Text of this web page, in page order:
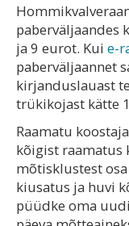
paberväljaandes
ja 9 eurot. Kui e-
paberväljaannet
kirjanduslauast
trükikojast kätte
Raamatu
kõigist
mõtisklustest
kiusatus ja huvi
püüdke oma